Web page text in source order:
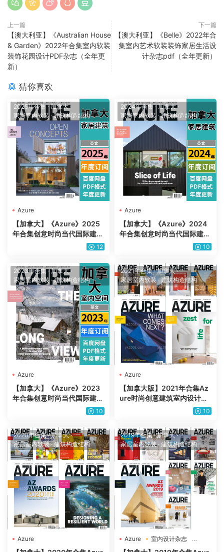
上一篇
【澳大利亚】《Australian House
& Garden》2022年合集室内软装
装饰花园设计PDF杂志（全年更
新）
下一篇
【澳大利亚】《Belle》2022年合
集室内艺术软装装饰家居生活设
计杂志pdf（全年更新）
猜你喜欢
2025年合集·加拿大·
家居室内软装 ·建筑构造结构
Azure
【加拿大】《Azure》2025
年合集创意时尚当代国际建筑
设计家具杂志pdf（年度订 12
2024年合集·加拿大·
家居室内软装 ·建筑构造结构
Azure
【加拿大】《Azure》2024
年合集创意时尚当代国际建筑
设计家具杂志pdf（年度订 10
2023年合集·加拿大·
家居室内软装 ·建筑构造结构
Azure
【加拿大】《Azure》2023
年合集创意时尚当代国际建筑
设计家具杂志pdf（年度订 10
2021年合集·加拿大·
家居室内软装·建筑构造结构
Azure
【加拿大版】2021年合集Az
ure时尚创意建筑室内设计高
10
2020年合集·加拿大·
家居室内软装·建筑构造结构
Azure
2019年合集·加拿大·
家居室内软装· 建筑构造结构
Azure
室内设计杂志
建筑设计杂志